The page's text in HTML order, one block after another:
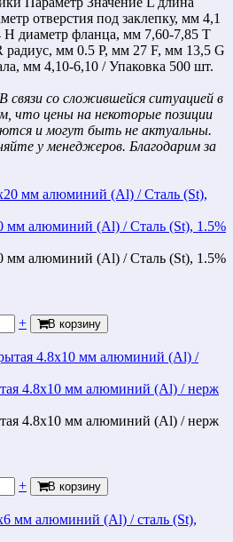
отверстия под заклепку, мм 4,1
диаметр фланца, мм 7,60-7,85 T
мм 0.5 Р, мм 27 F, мм 13,5 G
мм 4,10-6,10 / Упаковка 500 шт.
со сложившейся ситуацией в
что цены на некоторые позиции
и могут быть не актуальны.
у менеджеров. Благодарим за
мм алюминий (Al) / Cталь (St), 1.5%
мм алюминий (Al) / Cталь (St), 1.5%
+ В корзину
4.8х10 мм алюминий (Al) / нерж
4.8х10 мм алюминий (Al) / нерж
+ В корзину